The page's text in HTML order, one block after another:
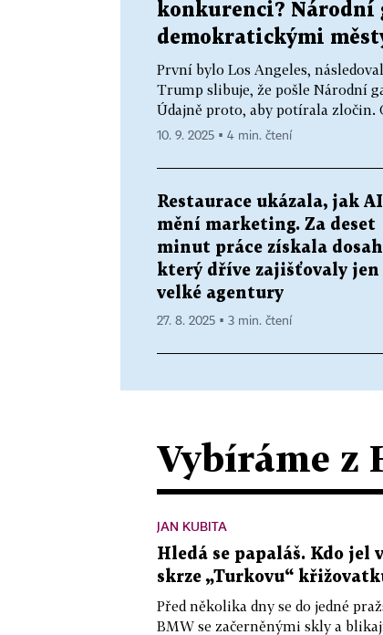
konkurenci? Národní
demokratickými
První bylo Los Angeles,
Trump slibuje, že pošle Národní
Údajně proto, aby potírala zločin.
10. 9. 2025 ▪ 4 min. čtení
Restaurace ukázala, jak AI
mění marketing. Za deset
minut práce získala
který dříve zajišťovaly jen
velké agentury
27. 8. 2025 ▪ 3 min. čtení
Vybíráme z
JAN KUBITA
Hledá se papaláš. Kdo jel
skrze „Turkovu“
Před několika dny se do jedné
BMW se začerněnými skly a